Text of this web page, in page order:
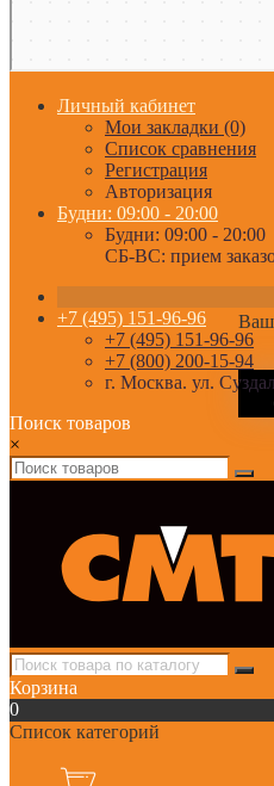
Личный кабинет
Мои закладки (0)
Список сравнения
Регистрация
Авторизация
Будни: 09:00 - 20:00
Будни: 09:00 - 20:00
СБ-ВС: прием
+7 (495) 151-96-96
+7 (495) 151-96-96
+7 (800) 200-15-94
г. Москва. ул.
Поиск товаров
×
Корзина
0
Список категорий